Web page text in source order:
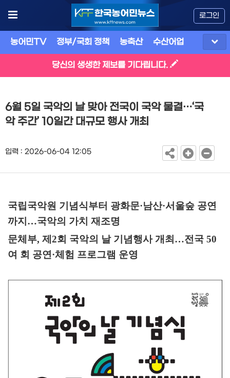
로그인
농어민TV 정부/국회 정책 농축산 수산어업
당신의 생생한 제보를 기다립니다.
6월 5일 국악의 날 맞아 전국이 국악 물결…‘국
악 주간’ 10일간 대규모 행사 개최
입력 : 2026-06-04 12:05
국립국악원 기념식부터 광화문·남산·서울숲 공연
까지 …국악의 가치 재조명
문체부, 제 2회 국악의 날 기념행사 개최 …전국 50
여 회 공연 ·체험 프로그램 운영